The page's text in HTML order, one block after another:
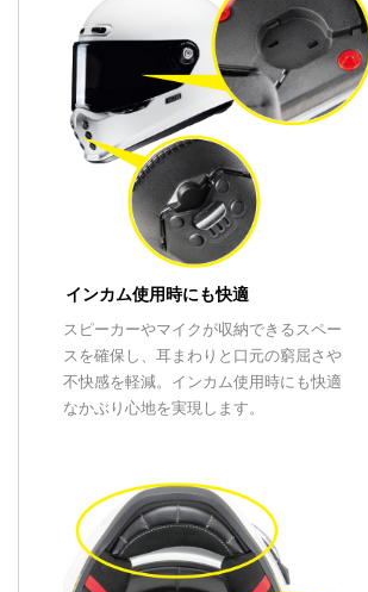
インカム使用時にも快適
スピーカーやマイクが収納できるスペー
スを確保し、耳まわりと口元の窮屈さや
不快感を軽減。インカム使用時にも快適
なかぶり心地を実現します。